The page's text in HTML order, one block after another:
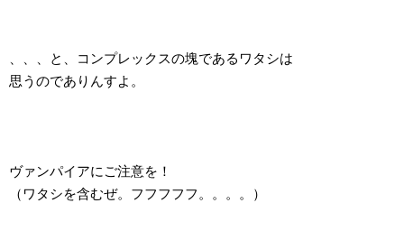
、、、と、コンプレックスの塊であるワタシは
思うのでありんすよ。
ヴァンパイアにご注意を！
（ワタシを含むぜ。フフフフフ。。。。）